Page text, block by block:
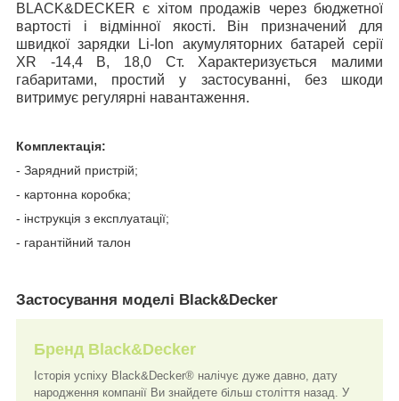
BLACK&DECKER є хітом продажів через бюджетної
вартості і відмінної якості. Він призначений для
швидкої зарядки Li-Ion акумуляторних батарей серії
XR -14,4 В, 18,0 Ст. Характеризується малими
габаритами, простий у застосуванні, без шкоди
витримує регулярні навантаження.
Комплектація:
- Зарядний пристрій;
- картонна коробка;
- інструкція з експлуатації;
- гарантійний талон
Застосування моделі Black&Decker
Бренд Black&Decker
Історія успіху Black&Decker® налічує дуже давно, дату
народження компанії Ви знайдете більш століття назад. У